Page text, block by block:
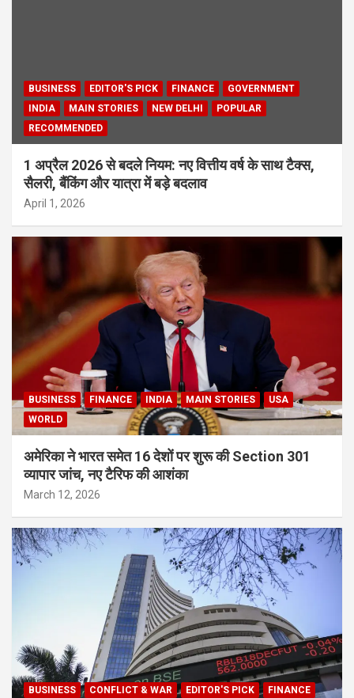
BUSINESS EDITOR'S PICK FINANCE
GOVERNMENT
INDIA
MAIN STORIES NEW DELHI
POPULAR
RECOMMENDED
1 अप्रैल 2026 से बदले नियम: नए वित्तीय वर्ष के साथ टैक्स,
सैलरी, बैंकिंग और यात्रा में बड़े बदलाव
April 1, 2026
BUSINESS FINANCE INDIA MAIN STORIES
USA
WORLD
अमेरिका ने भारत समेत 16 देशों पर शुरू की Section 301
व्यापार जांच, नए टैरिफ की आशंका
March 12, 2026
BUSINESS CONFLICT & WAR EDITOR'S PICK
FINANCE